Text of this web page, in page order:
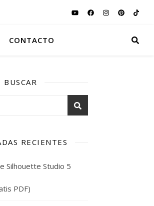
CONTACTO
BUSCAR
RECIENTES
Silhouette Studio 5
PDF)